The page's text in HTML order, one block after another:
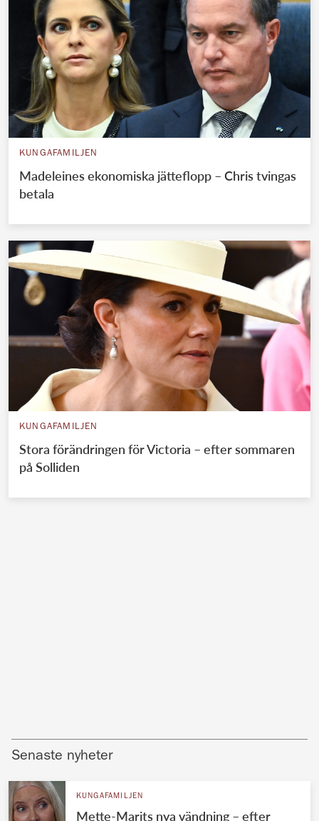
KUNGAFAMILJEN
Madeleines ekonomiska jätteflopp – Chris tvingas
betala
KUNGAFAMILJEN
Stora förändringen för Victoria – efter sommaren
på Solliden
Senaste nyheter
KUNGAFAMILJEN
Mette-Marits nya vändning – efter